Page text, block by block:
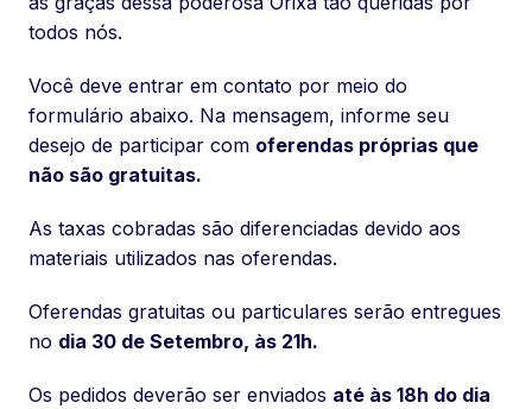
todos nós.
Você deve entrar em contato por meio do
formulário abaixo. Na mensagem, informe seu
desejo de participar com oferendas próprias que
não são gratuitas.
As taxas cobradas são diferenciadas devido aos
materiais utilizados nas oferendas.
Oferendas gratuitas ou particulares serão entregues
no dia 30 de Setembro, às 21h.
Os pedidos deverão ser enviados até às 18h do dia